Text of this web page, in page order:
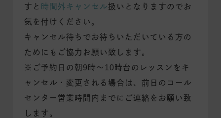
すと 時間外キャンセル扱いとなりますのでお
気を付けください。
キャンセル待ちでお待ちいただいている方の
ためにもご協力お願い致します。
※ご予約日の朝9時〜10時台のレッスンをキ
ャンセル・変更される場合は、前日のコール
センター営業時間内までにご連絡をお願い致
します。